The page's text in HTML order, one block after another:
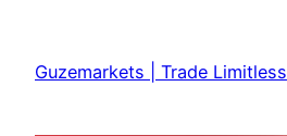
content
Guzemarkets | Trade Limitless